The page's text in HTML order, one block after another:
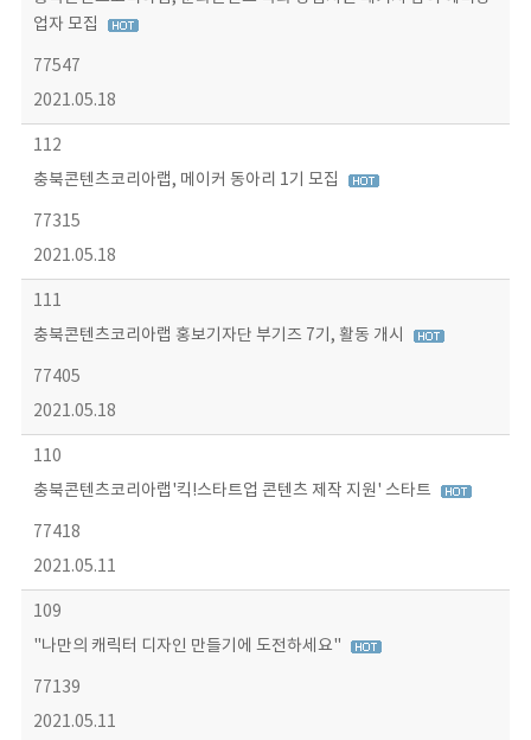
업자 모집
77547
2021.05.18
112
충북콘텐츠코리아랩, 메이커 동아리 1기 모집
77315
2021.05.18
111
충북콘텐츠코리아랩 홍보기자단 부기즈 7기, 활동 개시
77405
2021.05.18
110
충북콘텐츠코리아랩'킥!스타트업 콘텐츠 제작 지원' 스타트
77418
2021.05.11
109
"나만의 캐릭터 디자인 만들기에 도전하세요"
77139
2021.05.11